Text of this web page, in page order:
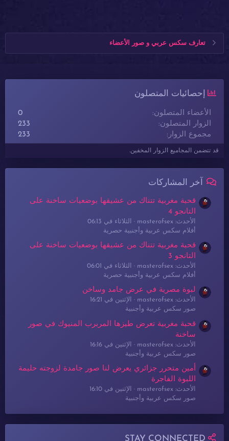
تعارف سكس عربي و صور الأعضاء
إحصائيات المتصلون
الأعضاء المتصلون
0
الزوار المتصلون
233
مجموع الزوار
233
قد تتضمن المجاميع الزوار المخفين.
آخر المشاركات
قحبة مغربية تتناك من عشيقها بوضعيات ساخنة على
التانجو 4
الأحدث: masterofsex
الثلاثاء في 06:13
أفلام سكس عربية وأجنبية حصرية
قحبة مغربية تتناك من عشيقها بوضعيات ساخنة على
التانجو 3
الأحدث: masterofsex
الثلاثاء في 06:01
أفلام سكس عربية وأجنبية حصرية
لبوة مصرية في عرض جامد وساخن
الأحدث: masterofsex
الإثنين في 16:21
صور سكس عربية وأجنبية
قحبة مغربية تعرض طيزها المربرب المنيوك في صور
ساخنة
الأحدث: masterofsex
الإثنين في 16:16
صور سكس عربية وأجنبية
أمين متحرر جزائري يعرض لنا صور جامدة لزوجته حليمة
اللبوة الفاجرة
الأحدث: masterofsex
الإثنين في 16:10
صور سكس عربية وأجنبية
STAY CONNECTED